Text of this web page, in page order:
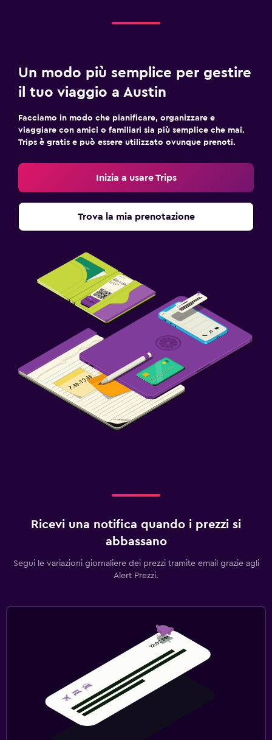
Un modo più semplice per gestire
il tuo viaggio a Austin
Facciamo in modo che pianificare, organizzare e
viaggiare con amici o familiari sia più semplice che mai.
Trips è gratis e può essere utilizzato ovunque prenoti.
Inizia a usare Trips
Trova la mia prenotazione
Ricevi una notifica quando i prezzi si
abbassano
Segui le variazioni giornaliere dei prezzi tramite email grazie agli
Alert Prezzi.